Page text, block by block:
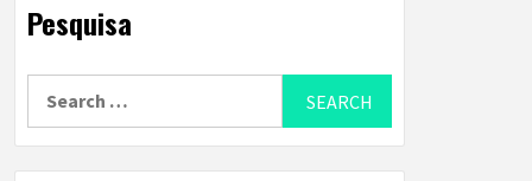
Pesquisa